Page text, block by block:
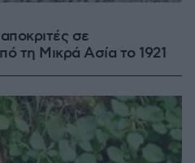
σε
τη Μικρά Ασία το 1921